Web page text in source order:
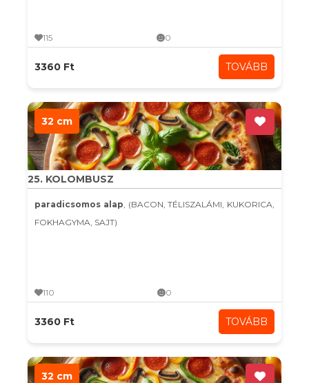
115 0
3360 Ft TOVÁBB
32 cm
25. KOLOMBUSZ
paradicsomos alap, (BACON, TÉLISZALÁMI, KUKORICA,
FOKHAGYMA, SAJT)
110 0
3360 Ft TOVÁBB
32 cm